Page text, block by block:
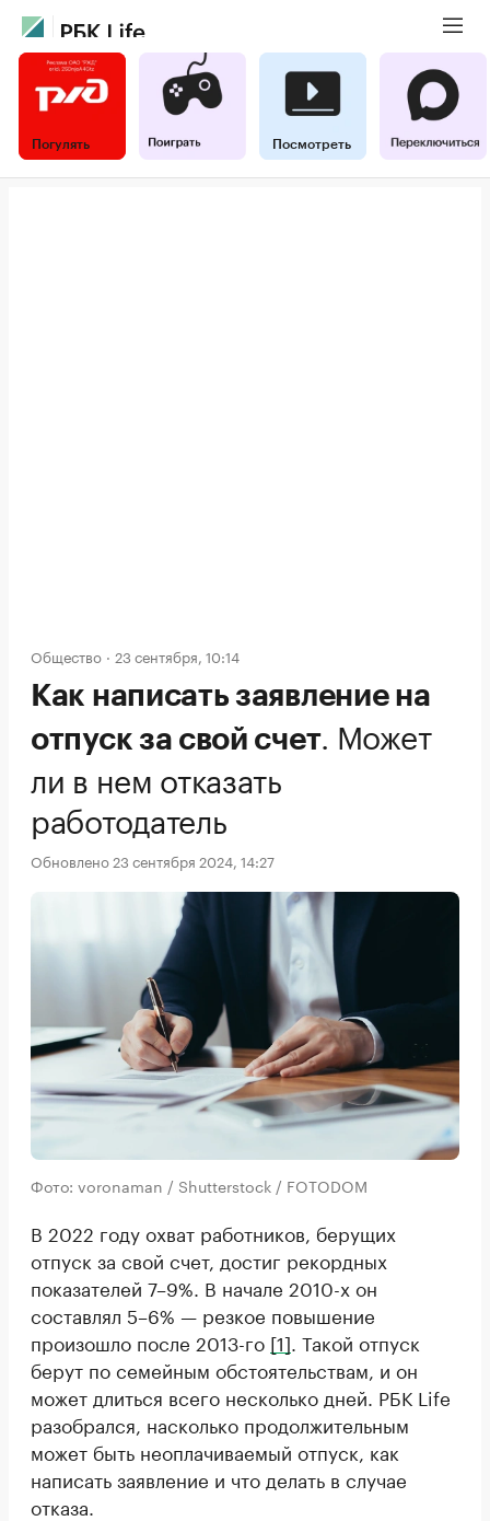
Погулять Посмотреть
Общество 23 сентября, 10:14
Как написать заявление на
отпуск за свой счет. Может
ли в нем отказать
работодатель
Обновлено 23 сентября 2024, 14:27
Фото: voronaman / Shutterstock / FOTODOM
В 2022 году охват работников, берущих
отпуск за свой счет, достиг рекордных
показателей 7–9%. В начале 2010-х он
составлял 5–6% — резкое повышение
произошло после 2013-го [1] . Такой отпуск
берут по семейным обстоятельствам, и он
может длиться всего несколько дней. РБК Life
разобрался, насколько продолжительным
может быть неоплачиваемый отпуск, как
написать заявление и что делать в случае
отказа.